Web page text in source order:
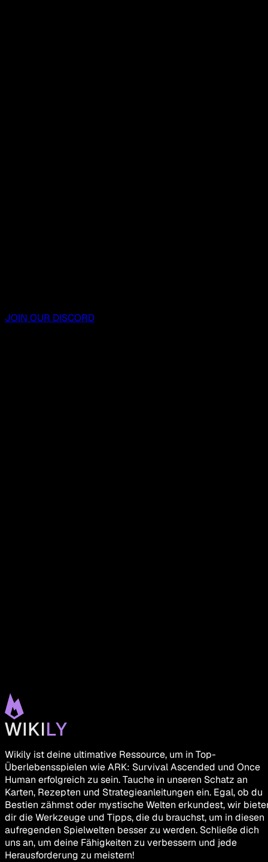
JOIN OUR DISCORD
Wikily ist deine ultimative Ressource, um in Top-
Überlebensspielen wie ARK: Survival Ascended und Once
Human erfolgreich zu sein. Tauche in unseren Schatz an
Karten, Rezepten und Strategieanleitungen ein. Egal, ob du
Bestien zähmst oder mystische Welten erkundest, wir
dir die Werkzeuge und Tipps, die du brauchst, um in diesen
aufregenden Spielwelten besser zu werden. Schließe dich
uns an, um deine Fähigkeiten zu verbessern und jede
Herausforderung zu meistern!